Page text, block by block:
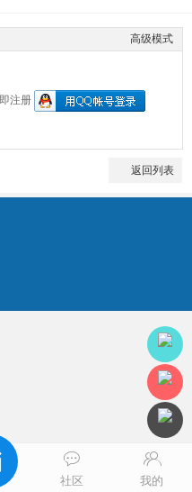
高级模式
注册
返回列表
社区 我的